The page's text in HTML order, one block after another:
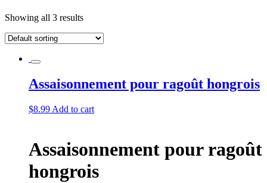
Showing all 3 results
Assaisonnement pour ragoût hongrois
$8.99 Add to cart
Assaisonnement pour ragoût
hongrois